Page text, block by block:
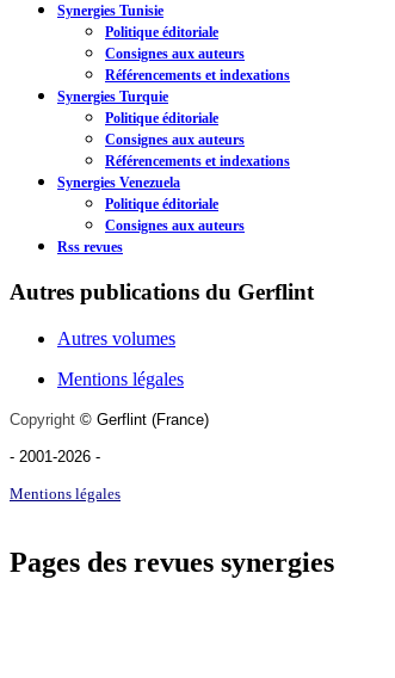
Synergies Tunisie
Politique éditoriale
Consignes aux auteurs
Référencements et indexations
Synergies Turquie
Politique éditoriale
Consignes aux auteurs
Référencements et indexations
Synergies Venezuela
Politique éditoriale
Consignes aux auteurs
Rss revues
Autres publications du Gerflint
Autres volumes
Mentions légales
Copyright © Gerflint (France)
- 2001-2026 -
Mentions légales
Pages des revues synergies